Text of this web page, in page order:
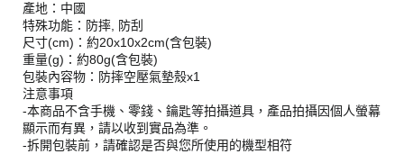
產地：中國
特殊功能：防摔, 防刮
尺寸(cm)：約20x10x2cm(含包裝)
重量(g)：約80g(含包裝)
包裝內容物：防摔空壓氣墊殼x1
注意事項
-本商品不含手機、零錢、鑰匙等拍攝道具，產品拍攝因個人螢幕
顯示而有異，請以收到實品為準。
-拆開包裝前，請確認是否與您所使用的機型相符